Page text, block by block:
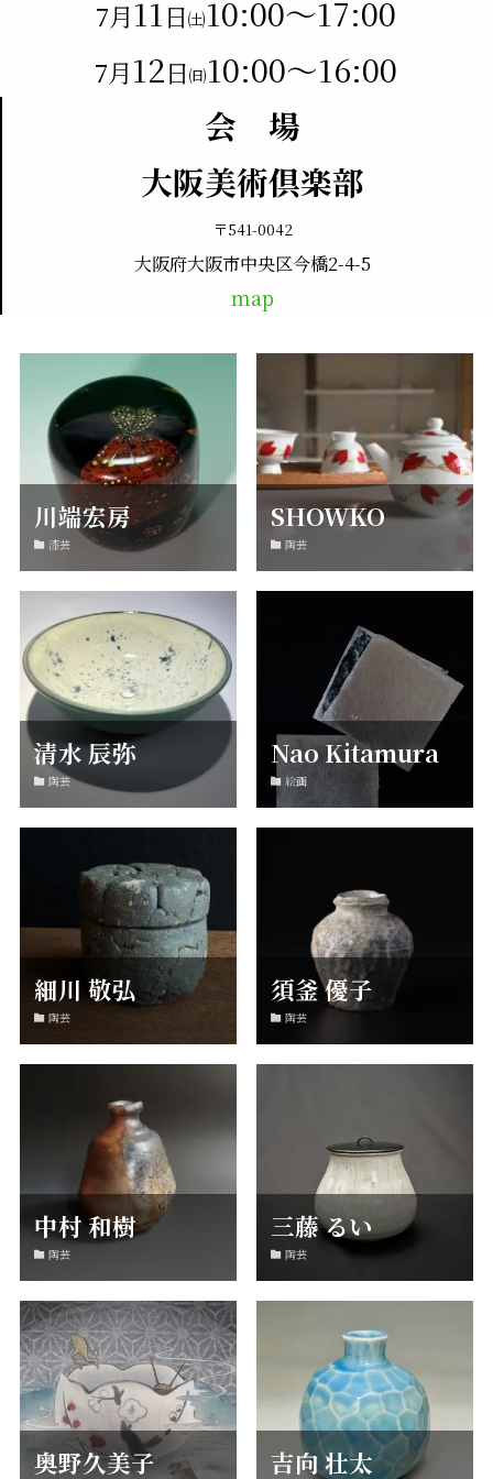
7月11 日㈯10:00～17:00
7月12日㈰10:00～16:00
会 場
大阪美術倶楽部
〒541-0042
大阪府大阪市中央区今橋2-4-5
map
川端宏房
漆芸
SHOWKO
陶芸
清水 辰弥
陶芸
Nao Kitamura
絵画
細川 敬弘
陶芸
須釜 優子
陶芸
中村 和樹
陶芸
三藤 るい
陶芸
奥野久美子 吉向 壮太